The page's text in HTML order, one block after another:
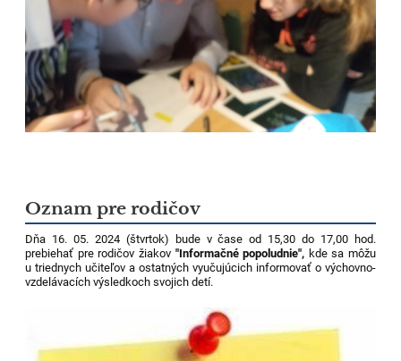
Oznam pre rodičov
Dňa 16. 05. 2024 (štvrtok) bude v čase od 15,30 do 17,00 hod.
prebiehať pre rodičov žiakov"Informačné popoludnie", kde sa môžu
u triednych učiteľov a ostatných vyučujúcich informovať o výchovno-
vzdelávacích výsledkoch svojich detí.